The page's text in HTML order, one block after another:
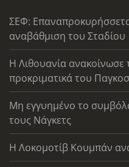
ΣΕΦ:
αναβάθμιση του Σταδίου
Η Λιθουανία ανακοίνωσε
προκριματικά του
Μη εγγυημένο το
τους Νάγκετς
Η Λοκομοτίβ Κουμπάν